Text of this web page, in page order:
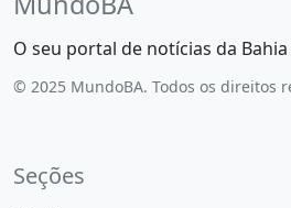
O seu portal de notícias da
© 2025 MundoBA. Todos os direitos
Seções